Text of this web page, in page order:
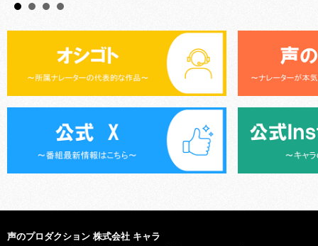
声のプロダクション 株式会社 キャラ